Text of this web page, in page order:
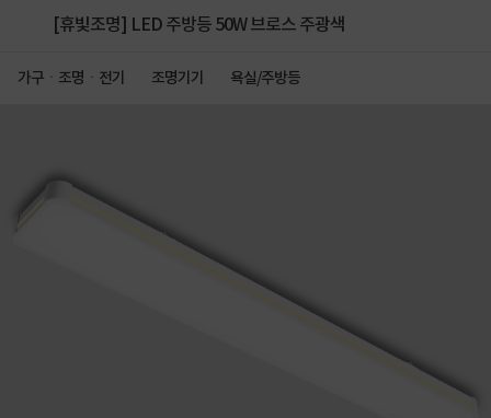
[휴빛조명] LED 주방등 50W 브로스 주광색
가구ㆍ조명ㆍ전기 조명기기 욕실/주방등